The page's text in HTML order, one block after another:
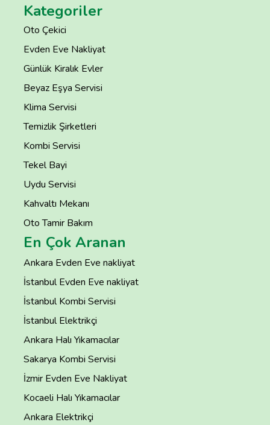
Kategoriler
Oto Çekici
Evden Eve Nakliyat
Günlük Kiralık Evler
Beyaz Eşya Servisi
Klima Servisi
Temizlik Şirketleri
Kombi Servisi
Tekel Bayi
Uydu Servisi
Kahvaltı Mekanı
Oto Tamir Bakım
En Çok Aranan
Ankara Evden Eve nakliyat
İstanbul Evden Eve nakliyat
İstanbul Kombi Servisi
İstanbul Elektrikçi
Ankara Halı Yıkamacılar
Sakarya Kombi Servisi
İzmir Evden Eve Nakliyat
Kocaeli Halı Yıkamacılar
Ankara Elektrikçi